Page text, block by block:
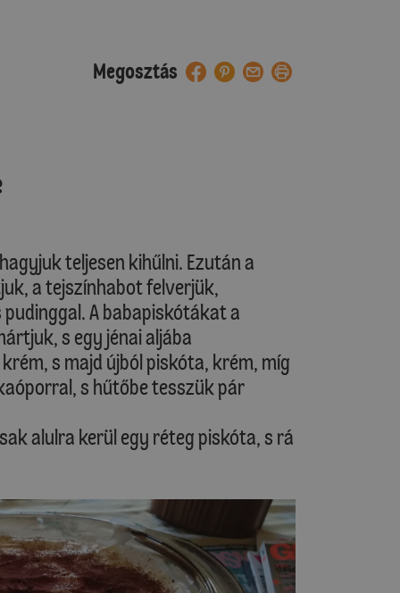
Megosztás
teljesen kihűlni. Ezután a
a tejszínhabot felverjük,
A babapiskótákat a
s egy jénai aljába
s majd újból piskóta, krém, míg
s hűtőbe tesszük pár
alulra kerül egy réteg piskóta, s rá